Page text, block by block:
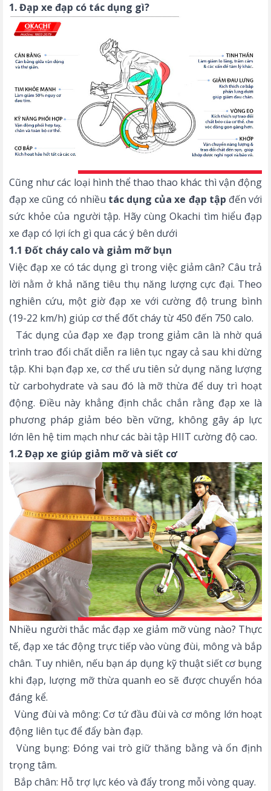
1. Đạp xe đạp có tác dụng gì?
Cũng như các loại hình thể thao thao khác thì vận động
đạp xe cũng có nhiều tác dụng của xe đạp tập đến với
sức khỏe của người tập. Hãy cùng Okachi tìm hiểu đạp
xe đạp có lợi ích gì qua các ý bên dưới
1.1 Đốt cháy calo và giảm mỡ bụn
Việc đạp xe có tác dụng gì trong việc giảm cân? Câu trả
lời nằm ở khả năng tiêu thụ năng lượng cực đại. Theo
nghiên cứu, một giờ đạp xe với cường độ trung bình
(19-22 km/h) giúp cơ thể đốt cháy từ 450 đến 750 calo.
Tác dụng của đạp xe đạp trong giảm cân là nhờ quá
trình trao đổi chất diễn ra liên tục ngay cả sau khi dừng
tập. Khi bạn đạp xe, cơ thể ưu tiên sử dụng năng lượng
từ carbohydrate và sau đó là mỡ thừa để duy trì hoạt
động. Điều này khẳng định chắc chắn rằng đạp xe là
phương pháp giảm béo bền vững, không gây áp lực
lớn lên hệ tim mạch như các bài tập HIIT cường độ cao.
1.2 Đạp xe giúp giảm mỡ và siết cơ
Nhiều người thắc mắc đạp xe giảm mỡ vùng nào? Thực
tế, đạp xe tác động trực tiếp vào vùng đùi, mông và bắp
chân. Tuy nhiên, nếu bạn áp dụng kỹ thuật siết cơ bụng
khi đạp, lượng mỡ thừa quanh eo sẽ được chuyển hóa
đáng kể.
Vùng đùi và mông: Cơ tứ đầu đùi và cơ mông lớn hoạt
động liên tục để đẩy bàn đạp.
Vùng bụng: Đóng vai trò giữ thăng bằng và ổn định
trọng tâm.
Bắp chân: Hỗ trợ lực kéo và đẩy trong mỗi vòng quay.